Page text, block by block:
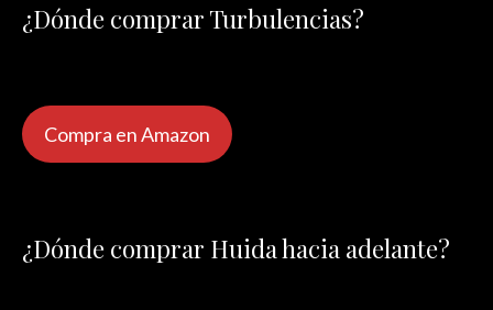
¿Dónde comprar Turbulencias?
Compra en Amazon
¿Dónde comprar Huida hacia adelante?